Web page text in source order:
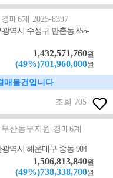
매6계 2025-8397
역시 수성구 만촌동 855-
1,432,571,760원
(49%)701,960,000원
매물건입니다
조회 705
산동부지원 경매6계
광역시 해운대구 중동 904
1,506,813,840원
(49%)738,338,700원